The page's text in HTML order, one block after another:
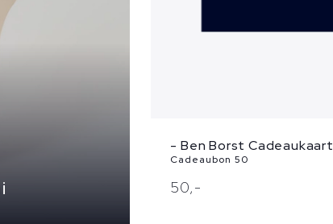
- Ben Borst Cadeaukaart
Cadeaubon 50
50,-